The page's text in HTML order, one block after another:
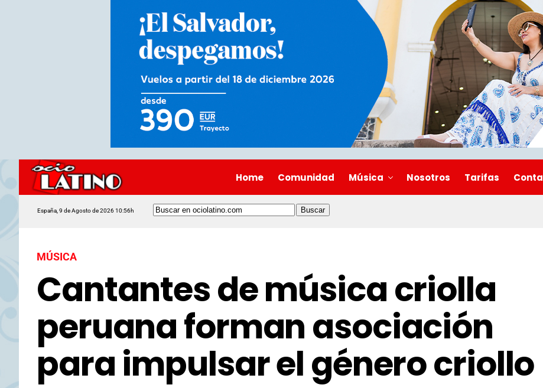
Home Comunidad Música Nosotros Tarifas
España, 9 de Agosto de 2026 10:56h
MÚSICA
Cantantes de música criolla
peruana forman asociación
para impulsar el género criollo